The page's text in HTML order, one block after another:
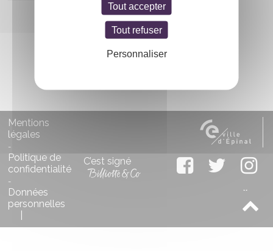
Entrée libre
Mentions
légales
-
Politique de
confidentialité
-
Données
personnelles
C’est signé
Tout accepter
Tout refuser
Personnaliser